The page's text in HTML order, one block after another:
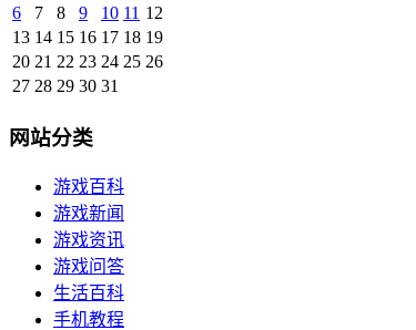
6
7 8 9 10 11 12
13 14 15 16 17 18 19
20 21 22 23 24 25 26
27 28 29 30 31
网站分类
游戏百科
游戏新闻
游戏资讯
游戏问答
生活百科
手机教程